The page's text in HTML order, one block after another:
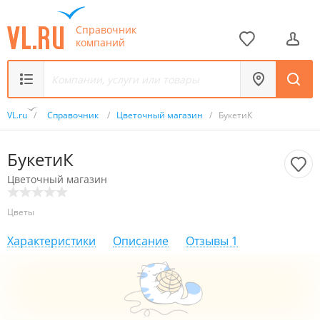
Справочник
компаний
VL.ru / Справочник / Цветочный магазин / БукетиК
БукетиК
Цветочный магазин
Цветы
Характеристики Описание Отзывы 1